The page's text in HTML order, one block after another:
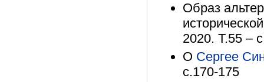
Образ
2020. Т.55 –
О Сергее
с.170-175